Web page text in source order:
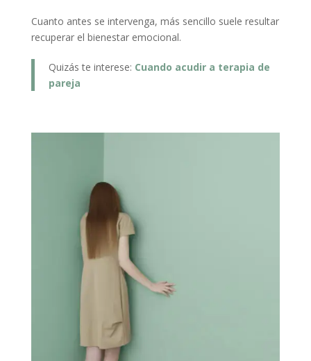
Cuanto antes se intervenga, más sencillo suele resultar
recuperar el bienestar emocional.
Quizás te interese: Cuando acudir a terapia de
pareja